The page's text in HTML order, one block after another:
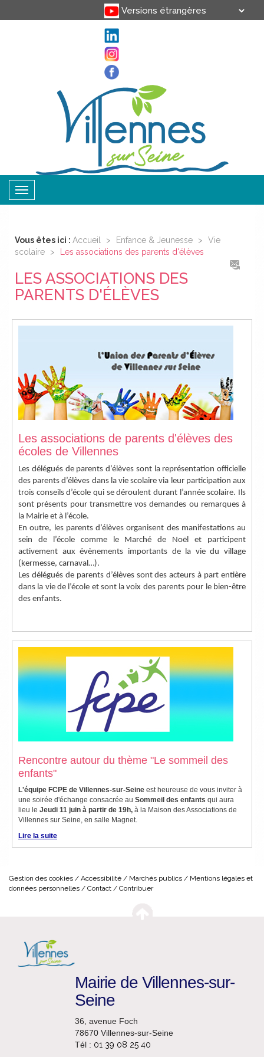
Toggle
navigation
Vous êtes ici : Accueil > Enfance & Jeunesse >
Vie
scolaire
> Les associations des parents d'élèves
LES ASSOCIATIONS DES
PARENTS D'ÉLÈVES
Les associations de parents d'élèves des
écoles de Villennes
Les délégués de parents d’élèves sont la représentation officielle
des parents d’élèves dans la vie scolaire via leur participation aux
trois conseils d’école qui se déroulent durant l’année scolaire. Ils
sont présents pour transmettre vos demandes ou remarques à
la Mairie et à l’école.
En outre, les parents d’élèves organisent des manifestations au
sein de l’école comme le Marché de Noël et participent
activement aux évènements importants de la vie du village
(kermesse, carnaval…).
Les délégués de parents d’élèves sont des acteurs à part entière
dans la vie de l’école et sont la voix des parents pour le bien-être
des enfants.
Rencontre autour du thème "Le sommeil des
enfants"
L'équipe FCPE de Villennes-sur-Seine est heureuse de vous inviter à
une soirée d'échange consacrée au Sommeil des enfants qui aura
lieu le Jeudi 11 juin à partir de 19h, à la Maison des Associations de
Villennes sur Seine, en salle Magnet.
Lire la suite
Gestion des cookies Accessibilité Marchés publics
Mentions légales et
données personnelles
Contact Contribuer
Mairie de Villennes-sur-
Seine
36, avenue Foch
78670 Villennes-sur-Seine
Tél : 01 39 08 25 40